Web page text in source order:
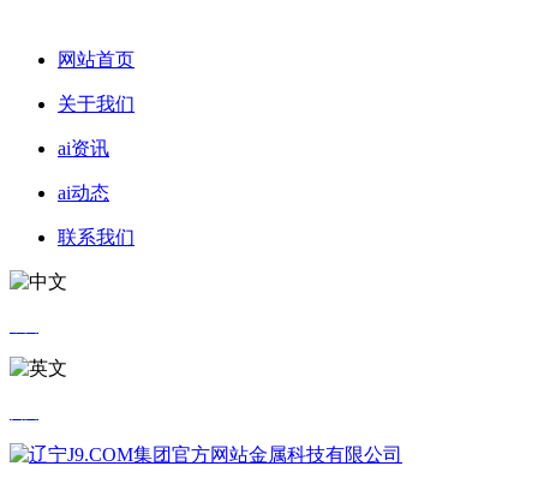
网站首页
关于我们
ai资讯
ai动态
联系我们